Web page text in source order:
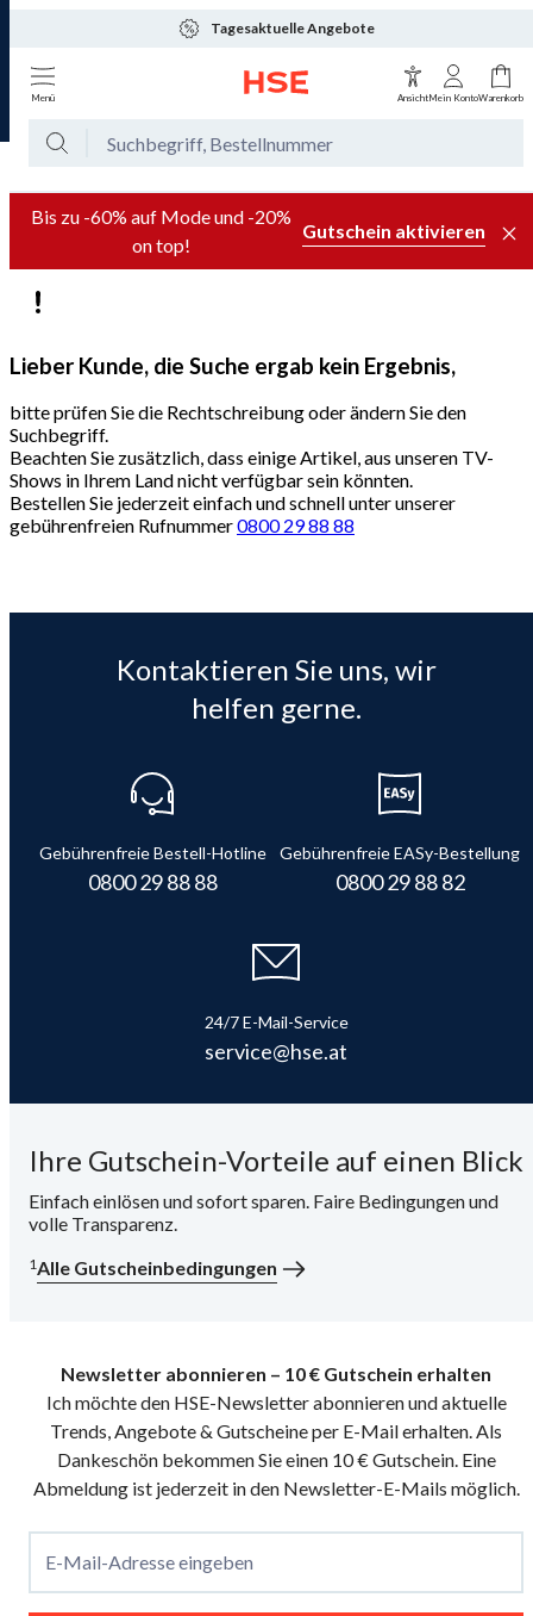
Tagesaktuelle Angebote
Menü AnsichtMein KontoWarenkorb
Bis zu -60% auf Mode und -20%
on top!
Gutschein aktivieren
Lieber Kunde, die Suche ergab kein Ergebnis,
bitte prüfen Sie die Rechtschreibung oder ändern Sie den
Suchbegriff.
Beachten Sie zusätzlich, dass einige Artikel, aus unseren TV-
Shows in Ihrem Land nicht verfügbar sein könnten.
Bestellen Sie jederzeit einfach und schnell unter unserer
gebührenfreien Rufnummer0800 29 88 88
Kontaktieren Sie uns, wir
helfen gerne.
Gebührenfreie Bestell-Hotline
0800 29 88 88
Gebührenfreie EASy-Bestellung
0800 29 88 82
24/7 E-Mail-Service
service@hse.at
Ihre Gutschein-Vorteile auf einen Blick
Einfach einlösen und sofort sparen. Faire Bedingungen und
volle Transparenz.
1Alle Gutscheinbedingungen
Newsletter abonnieren – 10 € Gutschein erhalten
Ich möchte den HSE-Newsletter abonnieren und aktuelle
Trends, Angebote & Gutscheine per E-Mail erhalten. Als
Dankeschön bekommen Sie einen 10 € Gutschein. Eine
Abmeldung ist jederzeit in den Newsletter-E-Mails möglich.
E-Mail-Adresse eingeben